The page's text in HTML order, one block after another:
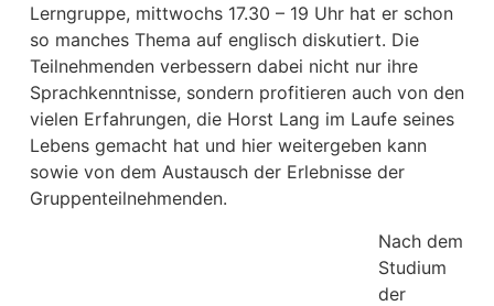
Lerngruppe, mittwochs 17.30 – 19 Uhr hat er schon
so manches Thema auf englisch diskutiert. Die
Teilnehmenden verbessern dabei nicht nur ihre
Sprachkenntnisse, sondern profitieren auch von den
vielen Erfahrungen, die Horst Lang im Laufe seines
Lebens gemacht hat und hier weitergeben kann
sowie von dem Austausch der Erlebnisse der
Gruppenteilnehmenden.
Nach dem
Studium
der